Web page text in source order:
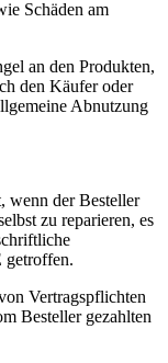
Schäden am
an den Produkten,
den Käufer oder
Abnutzung
wenn der Besteller
zu reparieren, es
getroffen.
Vertragspflichten
Besteller gezahlten